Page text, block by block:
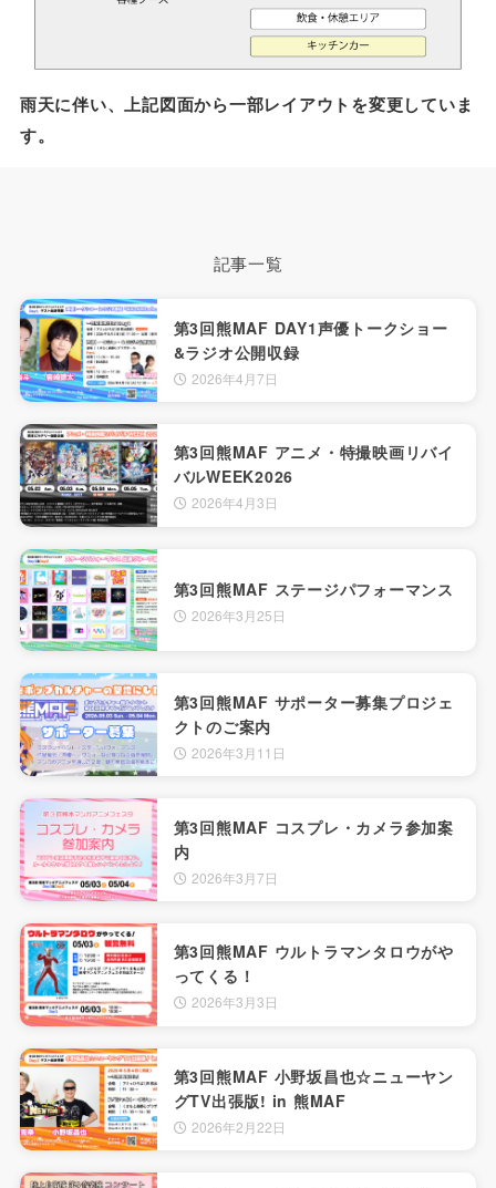
雨天に伴い、上記図面から一部レイアウトを変更していま
す。
記事一覧
第3回熊MAF DAY1声優トークショー
&ラジオ公開収録
2026年4月7日
第3回熊MAF アニメ・特撮映画リバイ
バルWEEK2026
2026年4月3日
第3回熊MAF ステージパフォーマンス
2026年3月25日
第3回熊MAF サポーター募集プロジェ
クトのご案内
2026年3月11日
第3回熊MAF コスプレ・カメラ参加案
内
2026年3月7日
第3回熊MAF ウルトラマンタロウがや
ってくる！
2026年3月3日
第3回熊MAF 小野坂昌也☆ニューヤン
グTV出張版! in 熊MAF
2026年2月22日